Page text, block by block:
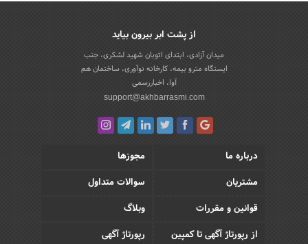
از پشت ابر بیرون بیاید
میدان آزادی، ابتدای اتوبان شهید لشکری، جنب
ایستگاه مترو بیمه، کارخانه نوآوری، ساختمان هم
آوا، اخباررسمی
support@akhbarrasmi.com
درباره ما
مجوزها
مشتریان
سوالات متداول
قوانین و مقررات
وبلاگ
از رپورتاژ آگهی تا کمپین
رپورتاژ آگهی